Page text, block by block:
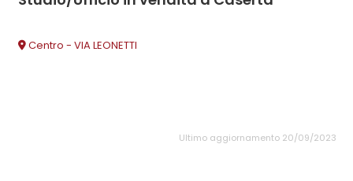
Centro - VIA LEONETTI
Ultimo aggiornamento 20/09/2023